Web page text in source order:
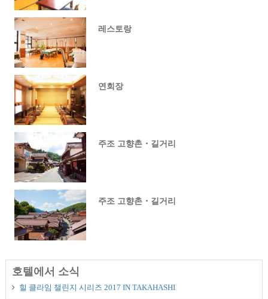
레스토랑
연회장
주조 고향촌・길거리
주조 고향촌・길거리
호텔에서 소식
힐 클라임 챌린지 시리즈 2017 IN TAKAHASHI